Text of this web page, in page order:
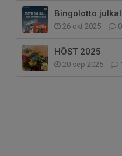
Bingolotto
26 okt 2025 0
HÖST 2025
20 sep 2025